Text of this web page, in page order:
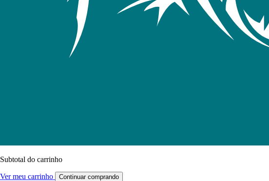
Subtotal do carrinho
Ver meu carrinho Continuar comprando